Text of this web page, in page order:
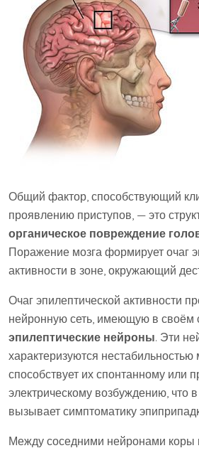
Общий фактор, способствующий
проявлению приступов, — это
органическое повреждение
Поражение мозга формирует очаг
активности в зоне, окружающий
Очаг эпилептической активности
нейронную сеть, имеющую в своём
эпилептические нейроны. Эти
характеризуются
способствует их спонтанному или
электрическому возбуждению, что в
вызывает симптоматику
Между соседними нейронами коры